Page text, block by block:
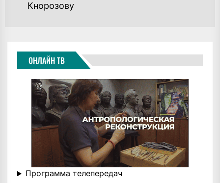
Кнорозову
ОНЛАЙН ТВ
Программа телепередач